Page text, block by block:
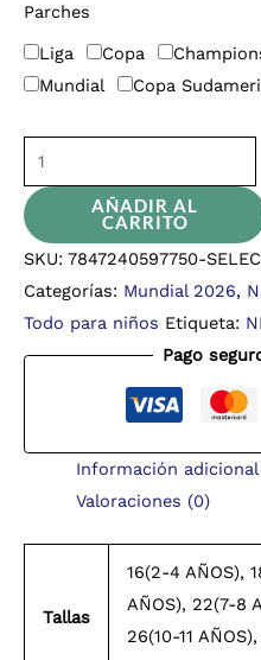
Parches
Liga
Copa
Mundial
Copa
AÑADIR AL
CARRITO
SKU: 7847240597750-
Categorías: Mundial 2026,
Todo para niños Etiqueta:
Pago
Información adicional
Valoraciones (0)
Tallas
16(2-4 AÑOS),
AÑOS), 22(7-8
26(10-11